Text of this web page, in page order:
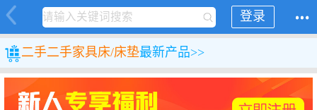
登录
二手二手家具床/床垫最新产品>>